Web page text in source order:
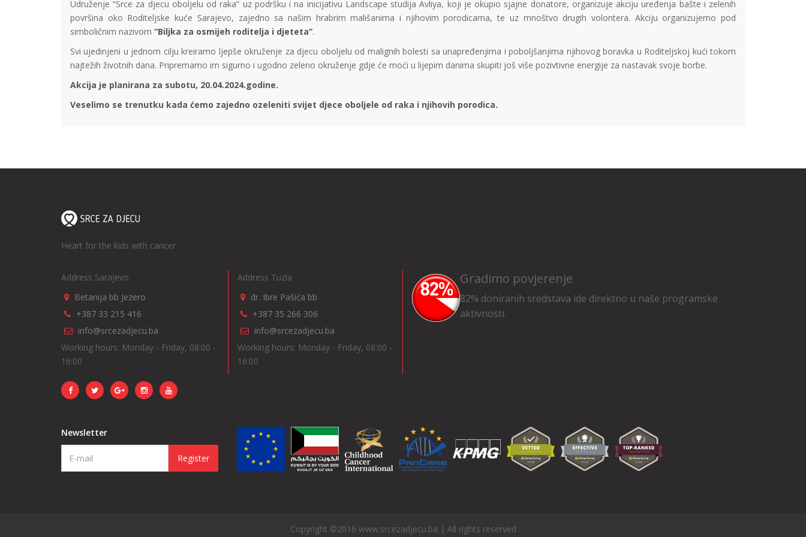
Udruženje “Srce za djecu oboljelu od raka” uz podršku i na inicijativu Landscape studija Avliya, koji je okupio sjajne donatore, organizuje akciju uređenja bašte i zelenih
površina oko Roditeljske kuće Sarajevo, zajedno sa našim hrabrim mališanima i njihovim porodicama, te uz mnoštvo drugih volontera. Akciju organizujemo pod
simboličnim nazivom “Biljka za osmijeh roditelja i djeteta”.
Svi ujedinjeni u jednom cilju kreiramo ljepše okruženje za djecu oboljelu od malignih bolesti sa unapređenjima i poboljšanjima njihovog boravka u Roditeljskoj kući tokom
najtežih životnih dana. Pripremamo im sigurno i ugodno zeleno okruženje gdje će moći u lijepim danima skupiti još više pozivtivne energije za nastavak svoje borbe.
Akcija je planirana za subotu, 20.04.2024.godine.
Veselimo se trenutku kada ćemo zajedno ozeleniti svijet djece oboljele od raka i njihovih porodica.
Heart for the kids with cancer
Address Sarajevo
Betanija bb Jezero
+387 33 215 416
info@srcezadjecu.ba
Working hours: Monday - Friday, 08:00 -
16:00
Address Tuzla
dr. Ibre Pašića bb
+387 35 266 306
info@srcezadjecu.ba
Working hours: Monday - Friday, 08:00 -
16:00
Gradimo povjerenje
82% doniranih sredstava ide direktno u naše programske
aktivnosti.
Newsletter
Register
Copyright ©2016 www.srcezadjecu.ba | All rights reserved